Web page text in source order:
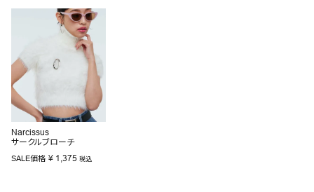
Narcissus
サークルブローチ
SALE価格 ¥ 1,375 税込